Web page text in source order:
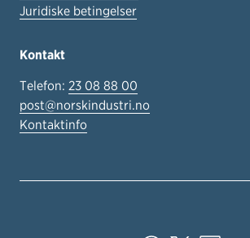
Juridiske betingelser
Kontakt
Telefon: 23 08 88 00
post@norskindustri.no
Kontaktinfo